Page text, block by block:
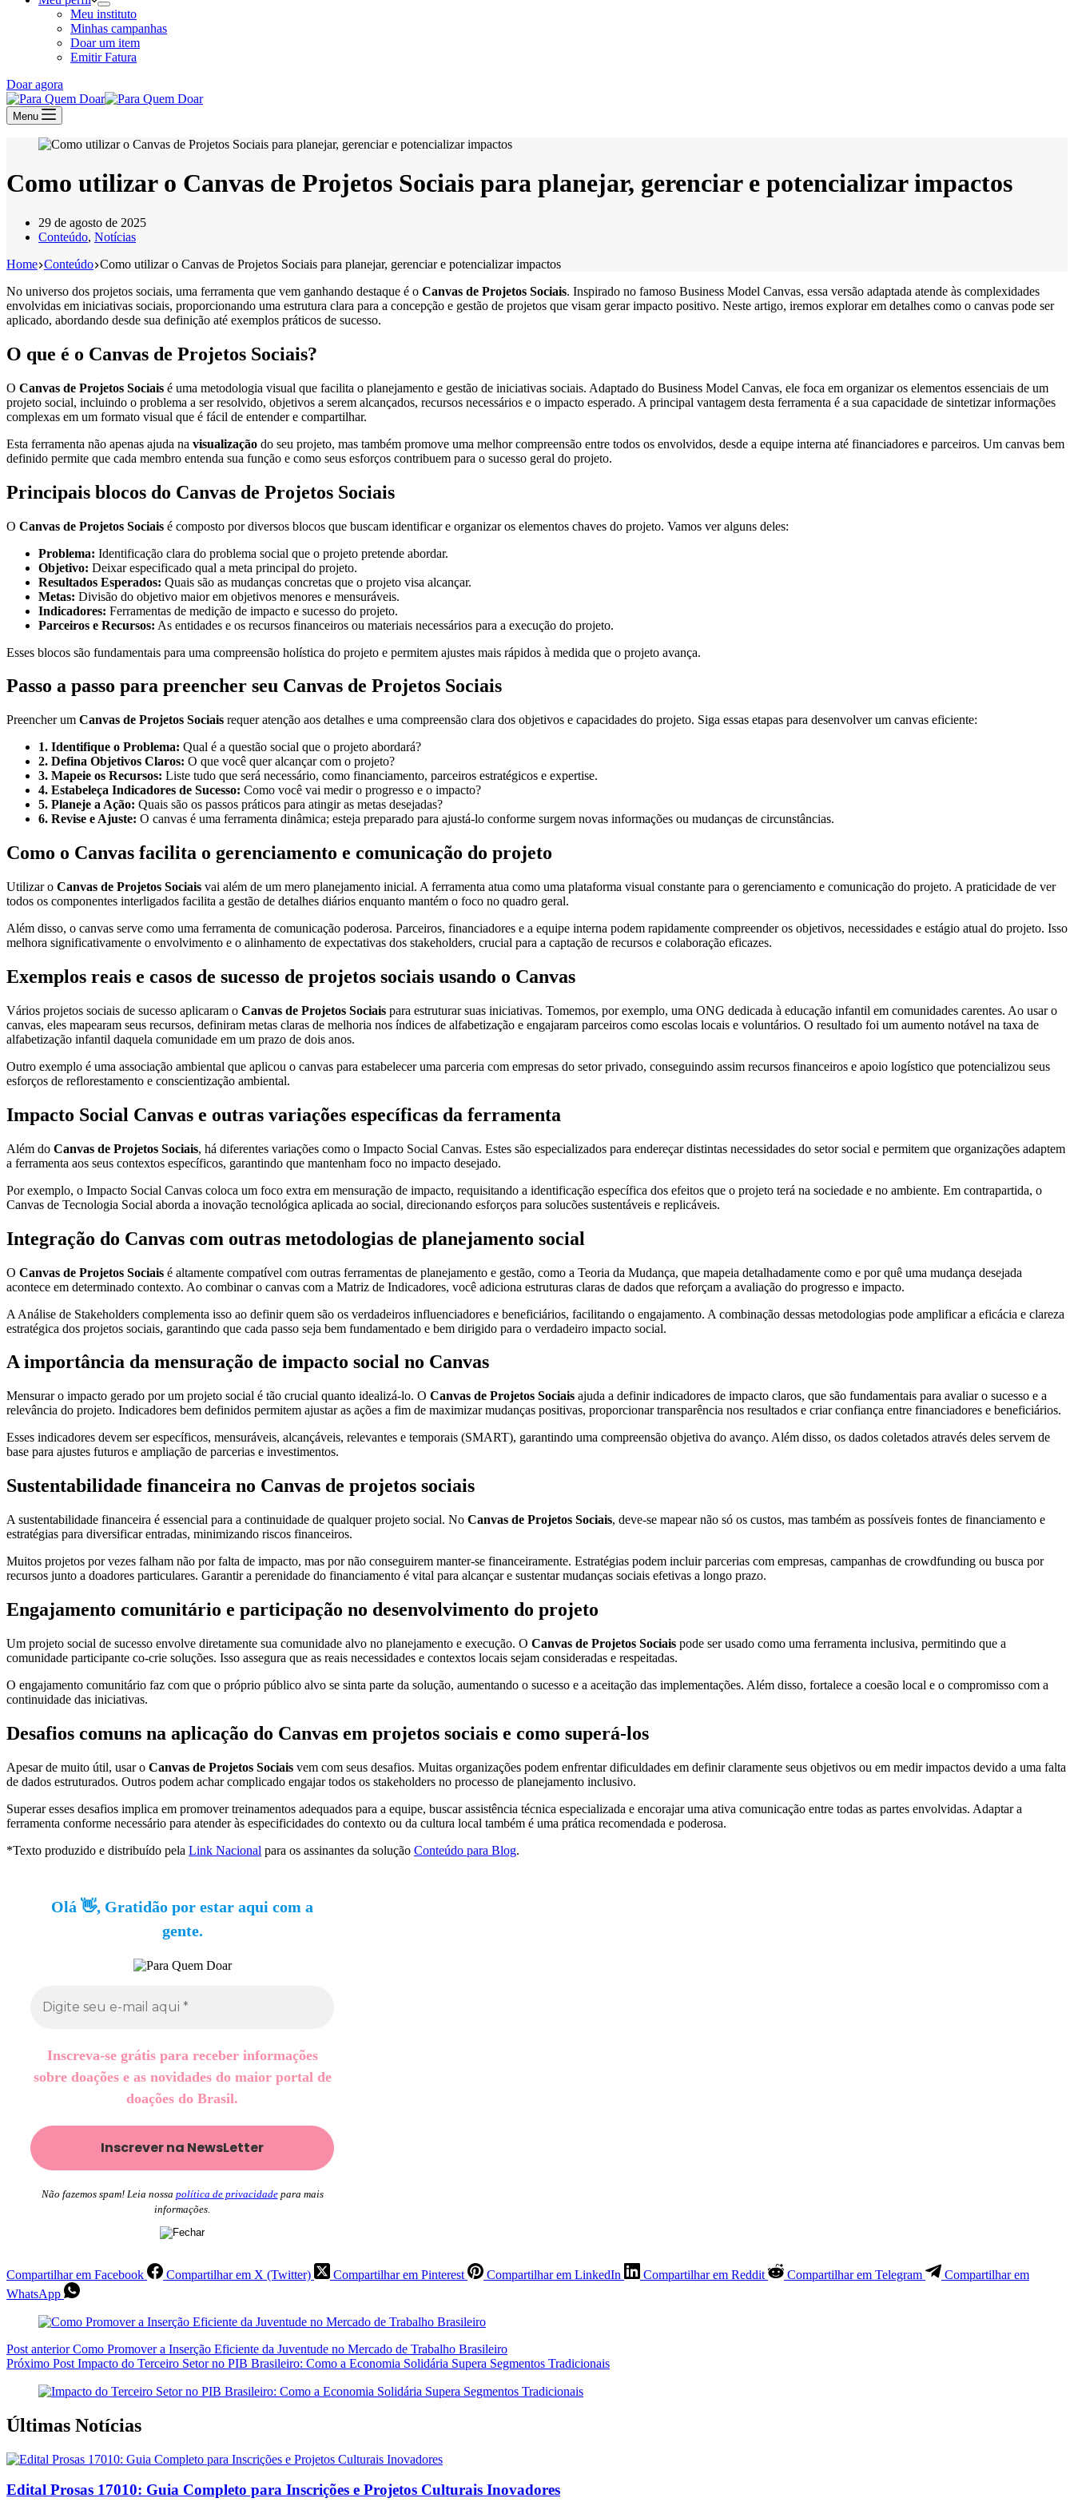
Meu instituto
Minhas campanhas
Doar um item
Emitir Fatura
Doar agora
Menu
Como utilizar o Canvas de Projetos Sociais para planejar, gerenciar e potencializar impactos
29 de agosto de 2025
Conteúdo, Notícias
Home Conteúdo Como utilizar o Canvas de Projetos Sociais para planejar, gerenciar e potencializar impactos
No universo dos projetos sociais, uma ferramenta que vem ganhando destaque é o Canvas de Projetos Sociais. Inspirado no famoso Business Model Canvas, essa versão adaptada atende às complexidades
envolvidas em iniciativas sociais, proporcionando uma estrutura clara para a concepção e gestão de projetos que visam gerar impacto positivo. Neste artigo, iremos explorar em detalhes como o canvas pode ser
aplicado, abordando desde sua definição até exemplos práticos de sucesso.
O que é o Canvas de Projetos Sociais?
O Canvas de Projetos Sociais é uma metodologia visual que facilita o planejamento e gestão de iniciativas sociais. Adaptado do Business Model Canvas, ele foca em organizar os elementos essenciais de um
projeto social, incluindo o problema a ser resolvido, objetivos a serem alcançados, recursos necessários e o impacto esperado. A principal vantagem desta ferramenta é a sua capacidade de sintetizar informações
complexas em um formato visual que é fácil de entender e compartilhar.
Esta ferramenta não apenas ajuda na visualização do seu projeto, mas também promove uma melhor compreensão entre todos os envolvidos, desde a equipe interna até financiadores e parceiros. Um canvas bem
definido permite que cada membro entenda sua função e como seus esforços contribuem para o sucesso geral do projeto.
Principais blocos do Canvas de Projetos Sociais
O Canvas de Projetos Sociais é composto por diversos blocos que buscam identificar e organizar os elementos chaves do projeto. Vamos ver alguns deles:
Problema: Identificação clara do problema social que o projeto pretende abordar.
Objetivo: Deixar especificado qual a meta principal do projeto.
Resultados Esperados: Quais são as mudanças concretas que o projeto visa alcançar.
Metas: Divisão do objetivo maior em objetivos menores e mensuráveis.
Indicadores: Ferramentas de medição de impacto e sucesso do projeto.
Parceiros e Recursos: As entidades e os recursos financeiros ou materiais necessários para a execução do projeto.
Esses blocos são fundamentais para uma compreensão holística do projeto e permitem ajustes mais rápidos à medida que o projeto avança.
Passo a passo para preencher seu Canvas de Projetos Sociais
Preencher um Canvas de Projetos Sociais requer atenção aos detalhes e uma compreensão clara dos objetivos e capacidades do projeto. Siga essas etapas para desenvolver um canvas eficiente:
1. Identifique o Problema: Qual é a questão social que o projeto abordará?
2. Defina Objetivos Claros: O que você quer alcançar com o projeto?
3. Mapeie os Recursos: Liste tudo que será necessário, como financiamento, parceiros estratégicos e expertise.
4. Estabeleça Indicadores de Sucesso: Como você vai medir o progresso e o impacto?
5. Planeje a Ação: Quais são os passos práticos para atingir as metas desejadas?
6. Revise e Ajuste: O canvas é uma ferramenta dinâmica; esteja preparado para ajustá-lo conforme surgem novas informações ou mudanças de circunstâncias.
Como o Canvas facilita o gerenciamento e comunicação do projeto
Utilizar o Canvas de Projetos Sociais vai além de um mero planejamento inicial. A ferramenta atua como uma plataforma visual constante para o gerenciamento e comunicação do projeto. A praticidade de ver
todos os componentes interligados facilita a gestão de detalhes diários enquanto mantém o foco no quadro geral.
Além disso, o canvas serve como uma ferramenta de comunicação poderosa. Parceiros, financiadores e a equipe interna podem rapidamente compreender os objetivos, necessidades e estágio atual do projeto. Isso
melhora significativamente o envolvimento e o alinhamento de expectativas dos stakeholders, crucial para a captação de recursos e colaboração eficazes.
Exemplos reais e casos de sucesso de projetos sociais usando o Canvas
Vários projetos sociais de sucesso aplicaram o Canvas de Projetos Sociais para estruturar suas iniciativas. Tomemos, por exemplo, uma ONG dedicada à educação infantil em comunidades carentes. Ao usar o
canvas, eles mapearam seus recursos, definiram metas claras de melhoria nos índices de alfabetização e engajaram parceiros como escolas locais e voluntários. O resultado foi um aumento notável na taxa de
alfabetização infantil daquela comunidade em um prazo de dois anos.
Outro exemplo é uma associação ambiental que aplicou o canvas para estabelecer uma parceria com empresas do setor privado, conseguindo assim recursos financeiros e apoio logístico que potencializou seus
esforços de reflorestamento e conscientização ambiental.
Impacto Social Canvas e outras variações específicas da ferramenta
Além do Canvas de Projetos Sociais, há diferentes variações como o Impacto Social Canvas. Estes são especializados para endereçar distintas necessidades do setor social e permitem que organizações adaptem
a ferramenta aos seus contextos específicos, garantindo que mantenham foco no impacto desejado.
Por exemplo, o Impacto Social Canvas coloca um foco extra em mensuração de impacto, requisitando a identificação específica dos efeitos que o projeto terá na sociedade e no ambiente. Em contrapartida, o
Canvas de Tecnologia Social aborda a inovação tecnológica aplicada ao social, direcionando esforços para solucões sustentáveis e replicáveis.
Integração do Canvas com outras metodologias de planejamento social
O Canvas de Projetos Sociais é altamente compatível com outras ferramentas de planejamento e gestão, como a Teoria da Mudança, que mapeia detalhadamente como e por quê uma mudança desejada
acontece em determinado contexto. Ao combinar o canvas com a Matriz de Indicadores, você adiciona estruturas claras de dados que reforçam a avaliação do progresso e impacto.
A Análise de Stakeholders complementa isso ao definir quem são os verdadeiros influenciadores e beneficiários, facilitando o engajamento. A combinação dessas metodologias pode amplificar a eficácia e clareza
estratégica dos projetos sociais, garantindo que cada passo seja bem fundamentado e bem dirigido para o verdadeiro impacto social.
A importância da mensuração de impacto social no Canvas
Mensurar o impacto gerado por um projeto social é tão crucial quanto idealizá-lo. O Canvas de Projetos Sociais ajuda a definir indicadores de impacto claros, que são fundamentais para avaliar o sucesso e a
relevância do projeto. Indicadores bem definidos permitem ajustar as ações a fim de maximizar mudanças positivas, proporcionar transparência nos resultados e criar confiança entre financiadores e beneficiários.
Esses indicadores devem ser específicos, mensuráveis, alcançáveis, relevantes e temporais (SMART), garantindo uma compreensão objetiva do avanço. Além disso, os dados coletados através deles servem de
base para ajustes futuros e ampliação de parcerias e investimentos.
Sustentabilidade financeira no Canvas de projetos sociais
A sustentabilidade financeira é essencial para a continuidade de qualquer projeto social. No Canvas de Projetos Sociais, deve-se mapear não só os custos, mas também as possíveis fontes de financiamento e
estratégias para diversificar entradas, minimizando riscos financeiros.
Muitos projetos por vezes falham não por falta de impacto, mas por não conseguirem manter-se financeiramente. Estratégias podem incluir parcerias com empresas, campanhas de crowdfunding ou busca por
recursos junto a doadores particulares. Garantir a perenidade do financiamento é vital para alcançar e sustentar mudanças sociais efetivas a longo prazo.
Engajamento comunitário e participação no desenvolvimento do projeto
Um projeto social de sucesso envolve diretamente sua comunidade alvo no planejamento e execução. O Canvas de Projetos Sociais pode ser usado como uma ferramenta inclusiva, permitindo que a
comunidade participante co-crie soluções. Isso assegura que as reais necessidades e contextos locais sejam consideradas e respeitadas.
O engajamento comunitário faz com que o próprio público alvo se sinta parte da solução, aumentando o sucesso e a aceitação das implementações. Além disso, fortalece a coesão local e o compromisso com a
continuidade das iniciativas.
Desafios comuns na aplicação do Canvas em projetos sociais e como superá-los
Apesar de muito útil, usar o Canvas de Projetos Sociais vem com seus desafios. Muitas organizações podem enfrentar dificuldades em definir claramente seus objetivos ou em medir impactos devido a uma falta
de dados estruturados. Outros podem achar complicado engajar todos os stakeholders no processo de planejamento inclusivo.
Superar esses desafios implica em promover treinamentos adequados para a equipe, buscar assistência técnica especializada e encorajar uma ativa comunicação entre todas as partes envolvidas. Adaptar a
ferramenta conforme necessário para atender às especificidades do contexto ou da cultura local também é uma prática recomendada e poderosa.
*Texto produzido e distribuído pela Link Nacional para os assinantes da solução Conteúdo para Blog.
Olá 👋, Gratidão por estar aqui com a
gente.
Inscreva-se grátis para receber informações
sobre doações e as novidades do maior portal de
doações do Brasil.
Não fazemos spam! Leia nossa política de privacidadepara mais
informações.
Compartilhar em Facebook Compartilhar em X (Twitter) Compartilhar em Pinterest Compartilhar em LinkedIn Compartilhar em Reddit Compartilhar em Telegram
Compartilhar em
WhatsApp
Post anteriorComo Promover a Inserção Eficiente da Juventude no Mercado de Trabalho Brasileiro
Próximo Post Impacto do Terceiro Setor no PIB Brasileiro: Como a Economia Solidária Supera Segmentos Tradicionais
Últimas Notícias
Edital Prosas 17010: Guia Completo para Inscrições e Projetos Culturais Inovadores